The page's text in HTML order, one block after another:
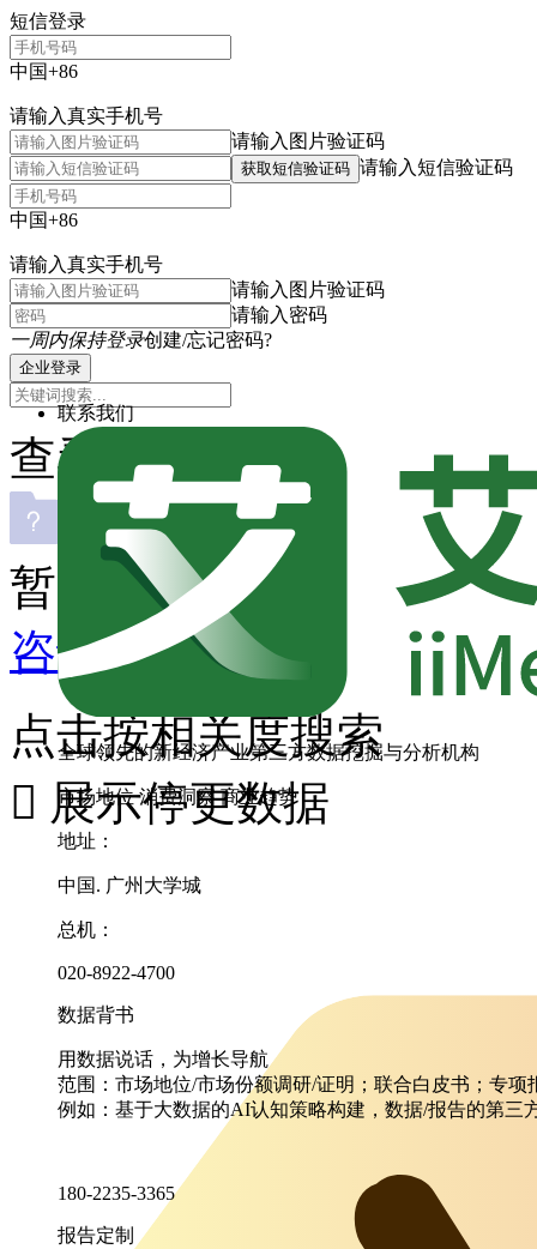
短信登录
中国+86
请输入真实手机号
请输入图片验证码
获取短信验证码 请输入短信验证码
中国+86
请输入真实手机号
请输入图片验证码
请输入密码
一周内保持登录创建/忘记密码?
企业登录
联系我们
全球领先的新经济产业第三方数据挖掘与分析机构
市场地位 消费洞察 商业趋势
地址：
中国. 广州大学城
总机：
020-8922-4700
数据背书
用数据说话，为增长导航
范围：市场地位/市场份额调研/证明；联合白皮书；专
例如：基于大数据的AI认知策略构建，数据/报告的第三
180-2235-3365
报告定制
查看主题
暂无匹配内容
咨询其它数据
点击按相关度搜索
 展示停更数据